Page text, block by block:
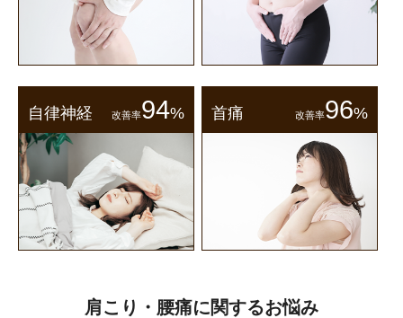
自律神経 改善率94% 首痛 改善率96%
肩こり・腰痛に関するお悩み